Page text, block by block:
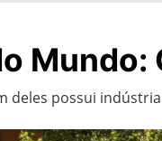
Mundo:
deles possui indústria